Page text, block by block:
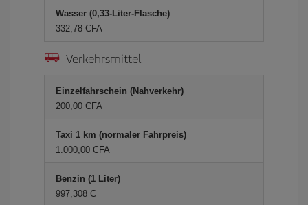
Wasser (0,33-Liter-Flasche)
332,78 CFA
Verkehrsmittel
Einzelfahrschein (Nahverkehr)
200,00 CFA
Taxi 1 km (normaler Fahrpreis)
1.000,00 CFA
Benzin (1 Liter)
997,308 C